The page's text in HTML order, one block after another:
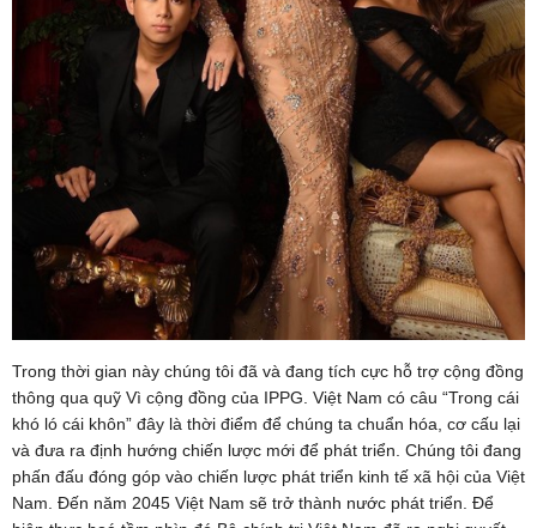
Trong thời gian này chúng tôi đã và đang tích cực hỗ trợ cộng đồng
thông qua quỹ Vì cộng đồng của IPPG. Việt Nam có câu “Trong cái
khó ló cái khôn” đây là thời điểm để chúng ta chuẩn hóa, cơ cấu lại
và đưa ra định hướng chiến lược mới để phát triển. Chúng tôi đang
phấn đấu đóng góp vào chiến lược phát triển kinh tế xã hội của Việt
Nam. Đến năm 2045 Việt Nam sẽ trở thành nước phát triển. Để